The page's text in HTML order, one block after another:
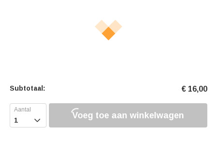
Subtotaal: € 16,00
 Voeg toe aan winkelwagen